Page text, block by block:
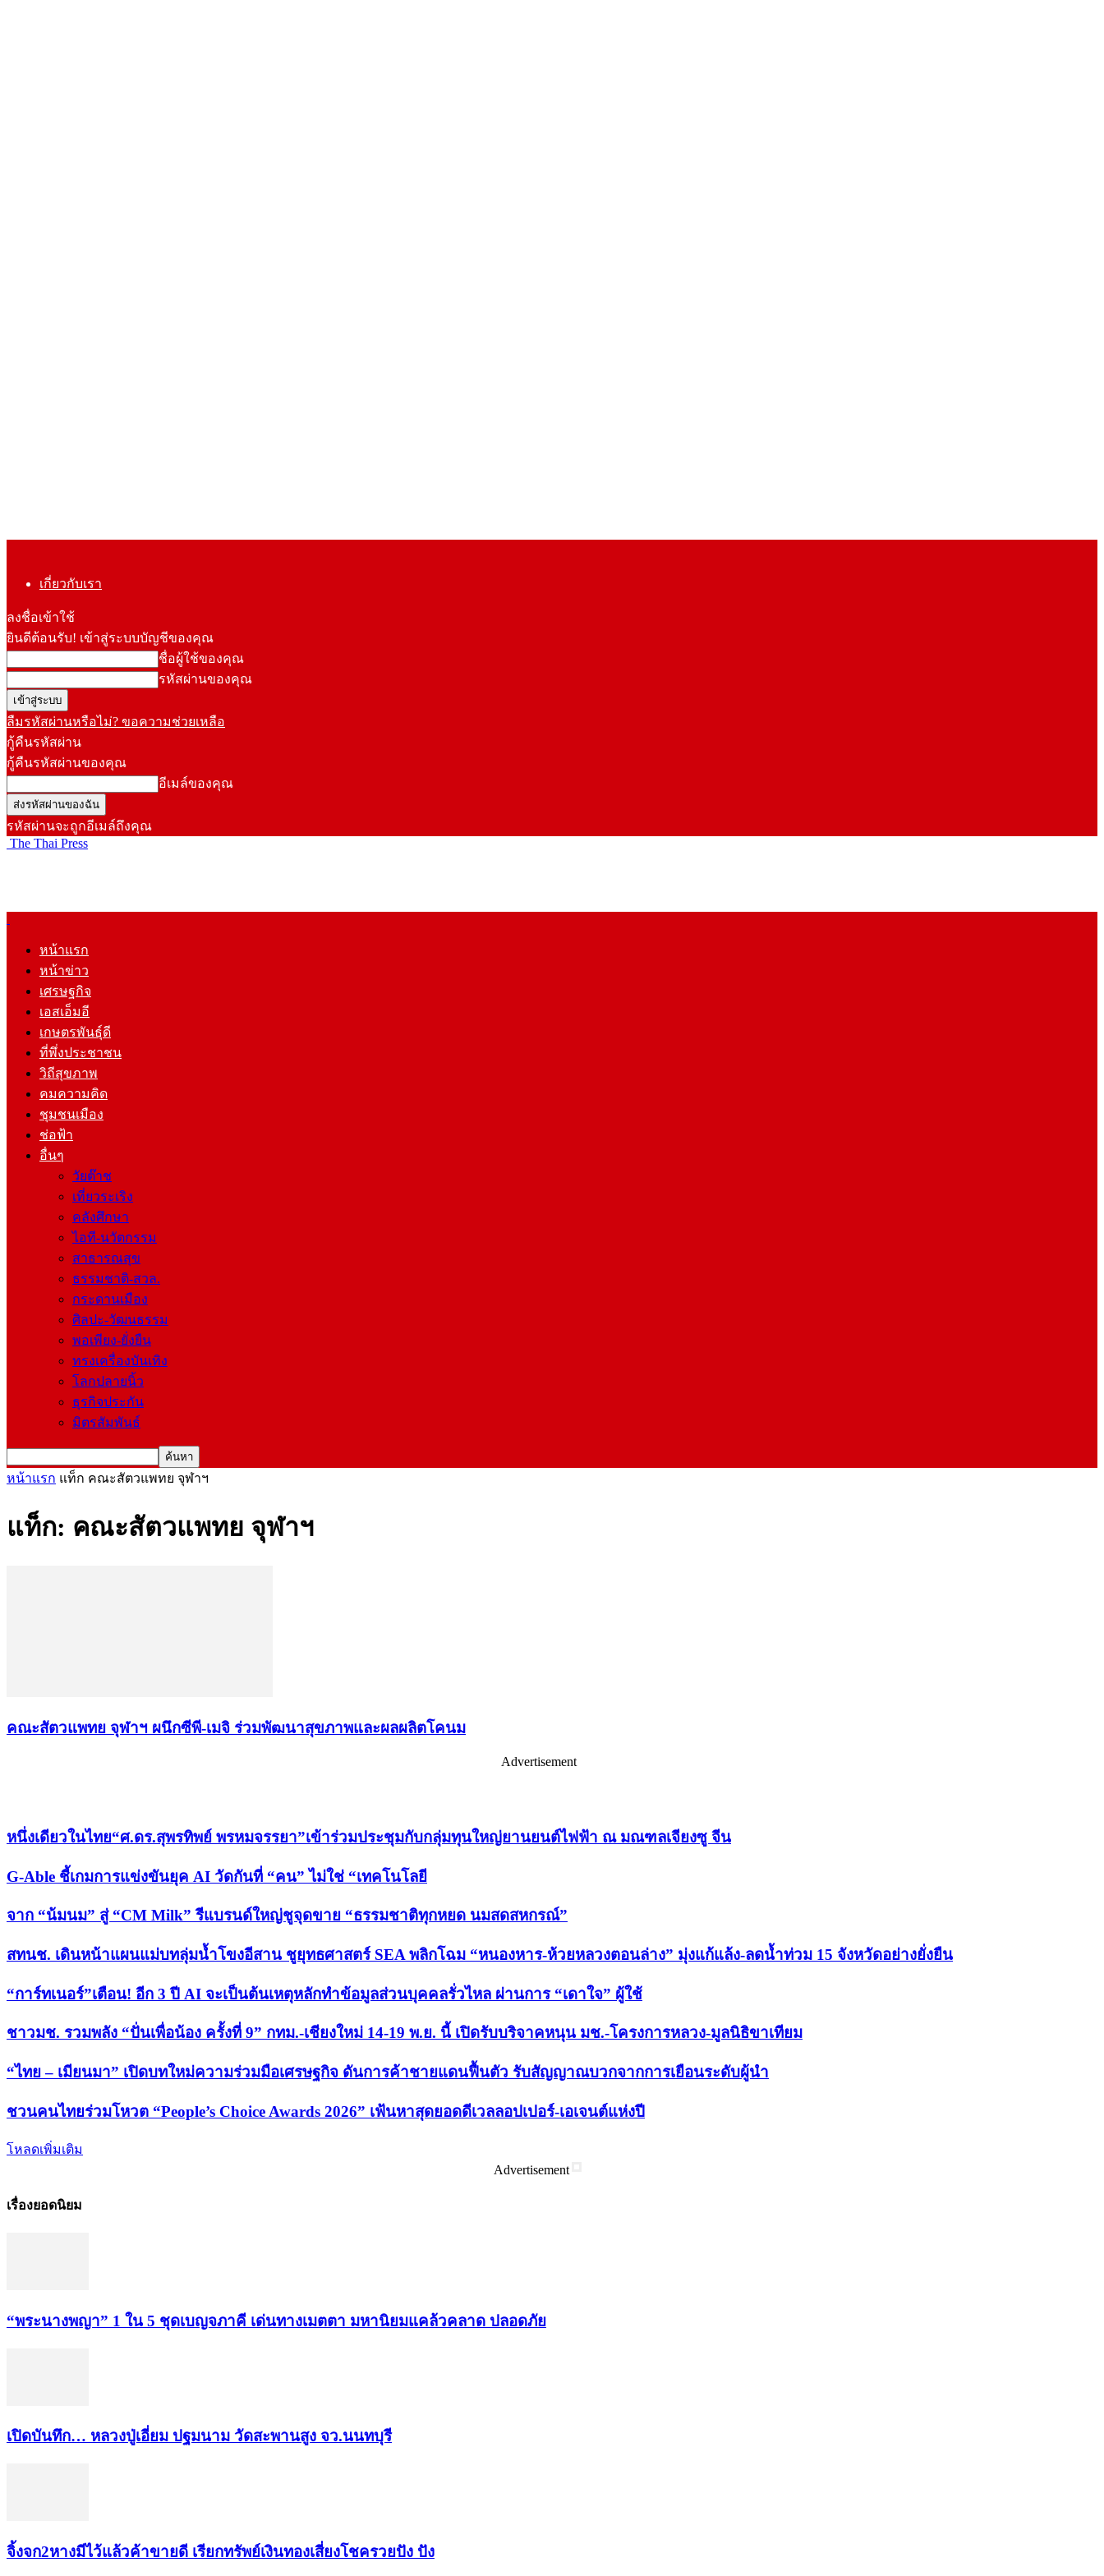
เกี่ยวกับเรา
ลงชื่อเข้าใช้
ยินดีต้อนรับ! เข้าสู่ระบบบัญชีของคุณ
ชื่อผู้ใช้ของคุณ
รหัสผ่านของคุณ
ลืมรหัสผ่านหรือไม่? ขอความช่วยเหลือ
กู้คืนรหัสผ่าน
กู้คืนรหัสผ่านของคุณ
อีเมล์ของคุณ
รหัสผ่านจะถูกอีเมล์ถึงคุณ
The Thai Press
หน้าแรก
หน้าข่าว
เศรษฐกิจ
เอสเอ็มอี
เกษตรพันธุ์ดี
ที่พึ่งประชาชน
วิถีสุขภาพ
คมความคิด
ชุมชนเมือง
ช่อฟ้า
อื่นๆ
วัยต๊าช
เที่ยวระเริง
คลังศึกษา
ไอที-นวัตกรรม
สาธารณสุข
ธรรมชาติ-สวล.
กระดานเมือง
ศิลปะ-วัฒนธรรม
พอเพียง-ยั่งยืน
ทรงเครื่องบันเทิง
โลกปลายนิ้ว
ธุรกิจประกัน
มิตรสัมพันธ์
หน้าแรก แท็ก คณะสัตวแพทย จุฬาฯ
แท็ก: คณะสัตวแพทย จุฬาฯ
คณะสัตวแพทย จุฬาฯ ผนึกซีพี-เมจิ ร่วมพัฒนาสุขภาพและผลผลิตโคนม
Advertisement
หนึ่งเดียวในไทย“ศ.ดร.สุพรทิพย์ พรหมจรรยา”เข้าร่วมประชุมกับกลุ่มทุนใหญ่ยานยนต์ไฟฟ้า ณ มณฑลเจียงซู จีน
G-Able ชี้เกมการแข่งขันยุค AI วัดกันที่ “คน” ไม่ใช่ “เทคโนโลยี
จาก “น้มนม” สู่ “CM Milk” รีแบรนด์ใหญ่ชูจุดขาย “ธรรมชาติทุกหยด นมสดสหกรณ์”
สทนช. เดินหน้าแผนแม่บทลุ่มน้ำโขงอีสาน ชูยุทธศาสตร์ SEA พลิกโฉม “หนองหาร-ห้วยหลวงตอนล่าง” มุ่งแก้แล้ง-ลดน้ำท่วม 15 จังหวัดอย่างยั่งยืน
“การ์ทเนอร์”เตือน! อีก 3 ปี AI จะเป็นต้นเหตุหลักทำข้อมูลส่วนบุคคลรั่วไหล ผ่านการ “เดาใจ” ผู้ใช้
ชาวมช. รวมพลัง “ปั่นเพื่อน้อง ครั้งที่ 9” กทม.-เชียงใหม่ 14-19 พ.ย. นี้ เปิดรับบริจาคหนุน มช.-โครงการหลวง-มูลนิธิขาเทียม
“ไทย – เมียนมา” เปิดบทใหม่ความร่วมมือเศรษฐกิจ ดันการค้าชายแดนฟื้นตัว รับสัญญาณบวกจากการเยือนระดับผู้นำ
ชวนคนไทยร่วมโหวต “People’s Choice Awards 2026” เฟ้นหาสุดยอดดีเวลลอปเปอร์-เอเจนต์แห่งปี
โหลดเพิ่มเติม
Advertisement
เรื่องยอดนิยม
“พระ​นาง​พญา” 1 ใน 5​ ชุดเบญจ​ภาคี​ เด่นทางเมตตา​ มหา​นิยม​แคล้วคลาด​ ปลอดภัย​
เปิดบันทึก… หลวงปู่เอี่ยม ​ปฐม​นาม​ วัดสะพานสูง​ จว.นนทบุรี
จิ้งจก​2​หาง​มีไว้แล้ว​ค้าขาย​ดี​ เรียก​ทรัพย์เงินทอง​เสี่ยงโชค​รวยปัง​ ปัง​